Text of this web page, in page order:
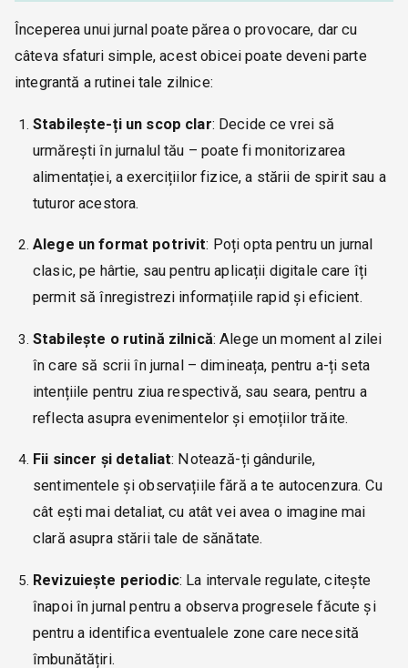
Începerea unui jurnal poate părea o provocare, dar cu
câteva sfaturi simple, acest obicei poate deveni parte
integrantă a rutinei tale zilnice:
Stabilește-ți un scop clar: Decide ce vrei să
urmărești în jurnalul tău – poate fi monitorizarea
alimentației, a exercițiilor fizice, a stării de spirit sau a
tuturor acestora.
Alege un format potrivit: Poți opta pentru un jurnal
clasic, pe hârtie, sau pentru aplicații digitale care îți
permit să înregistrezi informațiile rapid și eficient.
Stabilește o rutină zilnică: Alege un moment al zilei
în care să scrii în jurnal – dimineața, pentru a-ți seta
intențiile pentru ziua respectivă, sau seara, pentru a
reflecta asupra evenimentelor și emoțiilor trăite.
Fii sincer și detaliat: Notează-ți gândurile,
sentimentele și observațiile fără a te autocenzura. Cu
cât ești mai detaliat, cu atât vei avea o imagine mai
clară asupra stării tale de sănătate.
Revizuiește periodic: La intervale regulate, citește
înapoi în jurnal pentru a observa progresele făcute și
pentru a identifica eventualele zone care necesită
îmbunătățiri.